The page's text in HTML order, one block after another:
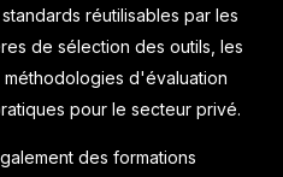
réutilisables par les
de sélection des outils, les
d'évaluation
pour le secteur privé.
desformations